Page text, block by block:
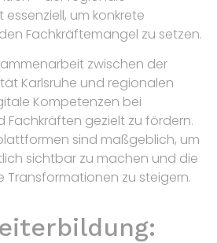
um konkrete
Fachkräftemangel zu setzen.
zwischen der
Karlsruhe und regionalen
Kompetenzen bei
Fachkräften gezielt zu fördern.
sind maßgeblich, um
sichtbar zu machen und die
Transformationen zu steigern.